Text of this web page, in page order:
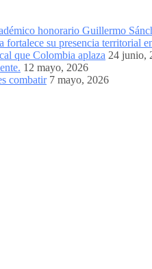
honorario Guillermo
su presencia territorial
que Colombia aplaza 24 junio,
12 mayo, 2026
combatir 7 mayo, 2026